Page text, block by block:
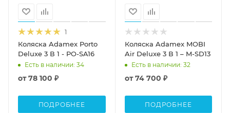
1
Коляска Adamex Porto
Deluxe 3 В 1 - PO-SA16
Есть в наличии: 34
от78 100 ₽
ПОДРОБНЕЕ
Коляска Adamex MOBI
Air Deluxe 3 В 1 – M-SD13
Есть в наличии: 32
от74 700 ₽
ПОДРОБНЕЕ